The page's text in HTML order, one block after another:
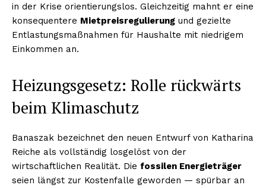
in der Krise orientierungslos. Gleichzeitig mahnt er eine
konsequentere Mietpreisregulierung und gezielte
Entlastungsmaßnahmen für Haushalte mit niedrigem
Einkommen an.
Heizungsgesetz: Rolle rückwärts
beim Klimaschutz
Banaszak bezeichnet den neuen Entwurf von Katharina
Reiche als vollständig losgelöst von der
wirtschaftlichen Realität. Die fossilen Energieträger
seien längst zur Kostenfalle geworden — spürbar an